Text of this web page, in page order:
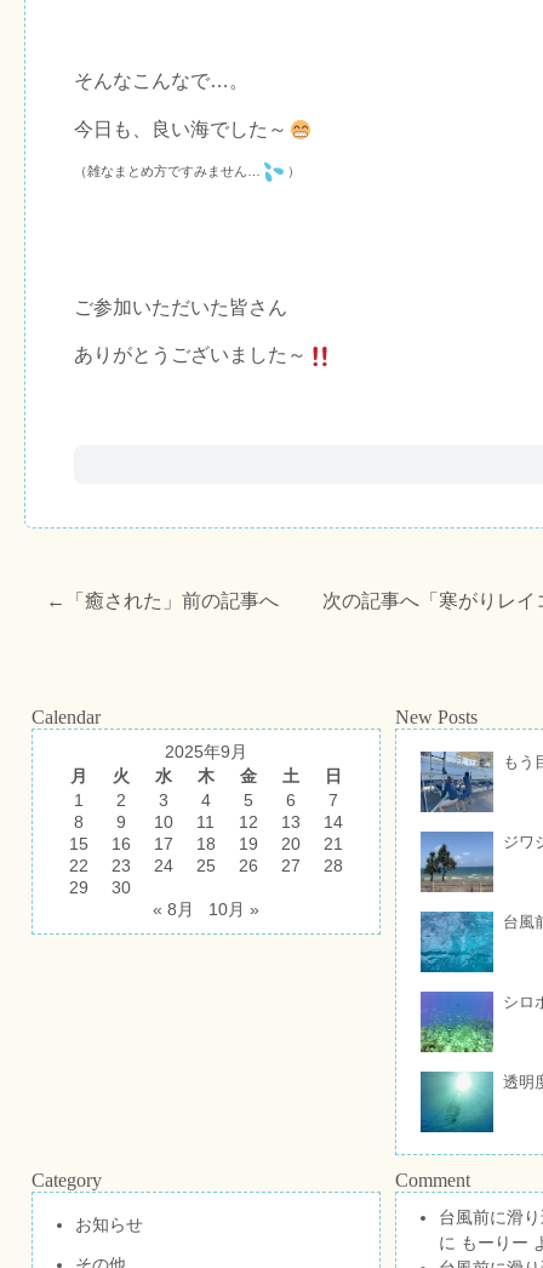
そんなこんなで…。
今日も、良い海でした～
（雑なまとめ方ですみません… ）
ご参加いただいた皆さん
ありがとうございました～
←「 癒された 」前の記事へ 次の記事へ「 寒がりレイ
Calendar
2025年9月
月
火 水 木 金 土
日
1
2 3 4 5 6
7
8
9 10 11 12 13
14
15
16 17 18 19 20
21
22
23 24 25 26 27
28
29
30
« 8月
10月 »
New Posts
もう
ジワ
台風
シロ
透明
Category
お知らせ
その他
Comment
台風前に滑
に もーりー